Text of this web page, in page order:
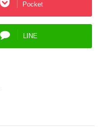
Pocket
LINE